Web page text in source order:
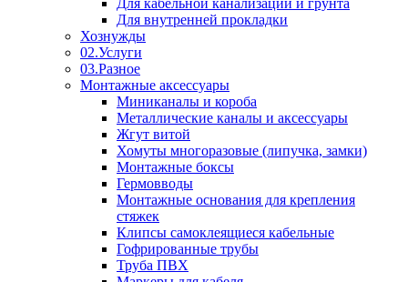
Для кабельной канализации и грунта
Для внутренней прокладки
Хознужды
02.Услуги
03.Разное
Монтажные аксессуары
Миниканалы и короба
Металлические каналы и аксессуары
Жгут витой
Хомуты многоразовые (липучка, замки)
Монтажные боксы
Гермовводы
Монтажные основания для крепления
стяжек
Клипсы самоклеящиеся кабельные
Гофрированные трубы
Труба ПВХ